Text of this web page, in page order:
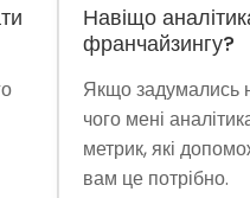
аналітика ринку
задумались над
мені аналітика?», ось
які допоможуть
це потрібно.